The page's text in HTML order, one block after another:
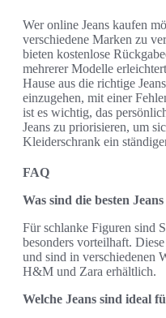
Wer online Jeans kaufen
verschiedene Marken zu
bieten kostenlose
mehrerer Modelle
Hause aus die richtige
einzugehen, mit einer
ist es wichtig, das
Jeans zu priorisieren, um
Kleiderschrank ein
FAQ
Was sind die besten
Für schlanke Figuren sind
besonders vorteilhaft.
und sind in verschiedenen
H&M und Zara erhältlich.
Welche Jeans sind ideal